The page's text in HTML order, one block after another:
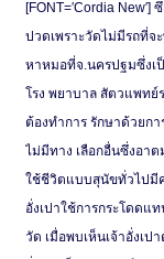
[FONT=′Cordia
ปวดเพราะวัดไม่มีรถที่จ
หาหมอที่จ.นครปฐมซึ่งเป็
โรง พยาบาล สัตวแพทย์
ต้องทำการ รักษาด้วยก
ไม่มีทาง เลือกอื่นซึ่งอาต
ใช้ชีวิตแบบสุนัขทั่วไปมี
อั่งเปาใช้การกระโดด
วัด เมื่อพบเห็นเจ้าอั่งเ